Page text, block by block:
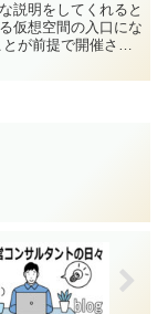
説明をしてくれると
仮想空間の入口にな